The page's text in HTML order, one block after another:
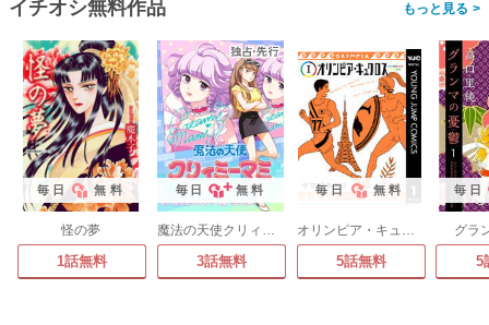
イチオシ無料作品 >
毎日 無料
怪の夢
1話無料
毎日 無料
魔法の天使クリィミーマミ 不機嫌なお姫様
3話無料
毎日 無料
オリンピア・キュクロス
5話無料
毎日
グラ
5